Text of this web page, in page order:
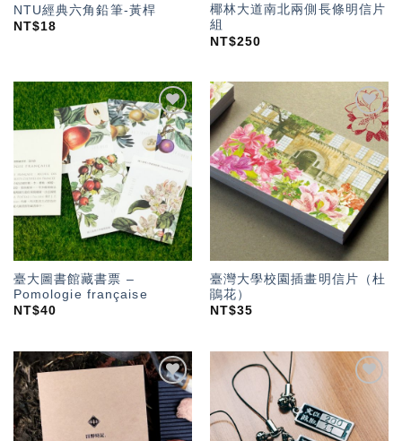
NTU經典六角鉛筆-黃桿
NT$18
椰林大道南北兩側長條明信片
組
NT$250
加入
「願
望輕
單」
臺大圖書館藏書票 –
Pomologie française
NT$40
加入
「願
望輕
單」
臺灣大學校園插畫明信片（杜
鵑花）
NT$35
加入
「願
望輕
單」
單」